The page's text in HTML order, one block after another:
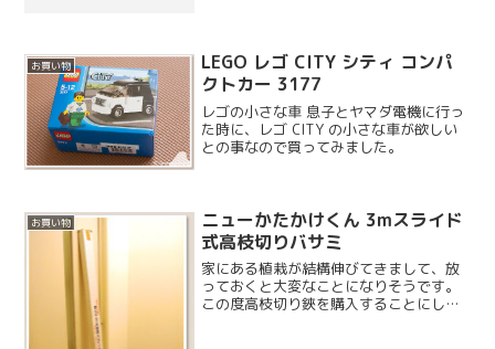
うです。資格試験用のパッ...
お買い物
LEGO レゴ CITY シティ コンパ
クトカー 3177
レゴの小さな車 息子とヤマダ電機に行っ
た時に、レゴ CITY の小さな車が欲しい
との事なので買ってみました。
お買い物
ニューかたかけくん 3mスライド
式高枝切りバサミ
家にある植栽が結構伸びてきまして、放
っておくと大変なことになりそうです。
この度高枝切り鋏を購入することにしま